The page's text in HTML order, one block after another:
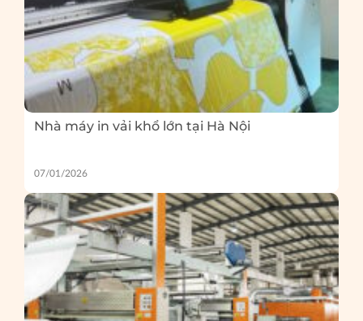
Nhà máy in vải khổ lớn tại Hà Nội
07/01/2026